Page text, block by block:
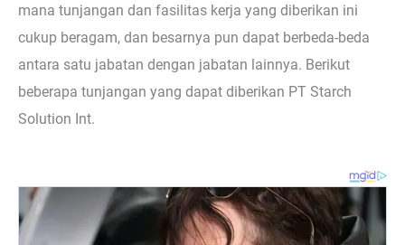
mana tunjangan dan fasilitas kerja yang diberikan ini
cukup beragam, dan besarnya pun dapat berbeda-beda
antara satu jabatan dengan jabatan lainnya. Berikut
beberapa tunjangan yang dapat diberikan PT Starch
Solution Int.